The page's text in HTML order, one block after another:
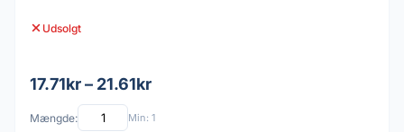
Udsolgt
17.71kr – 21.61kr
Mængde: Min: 1